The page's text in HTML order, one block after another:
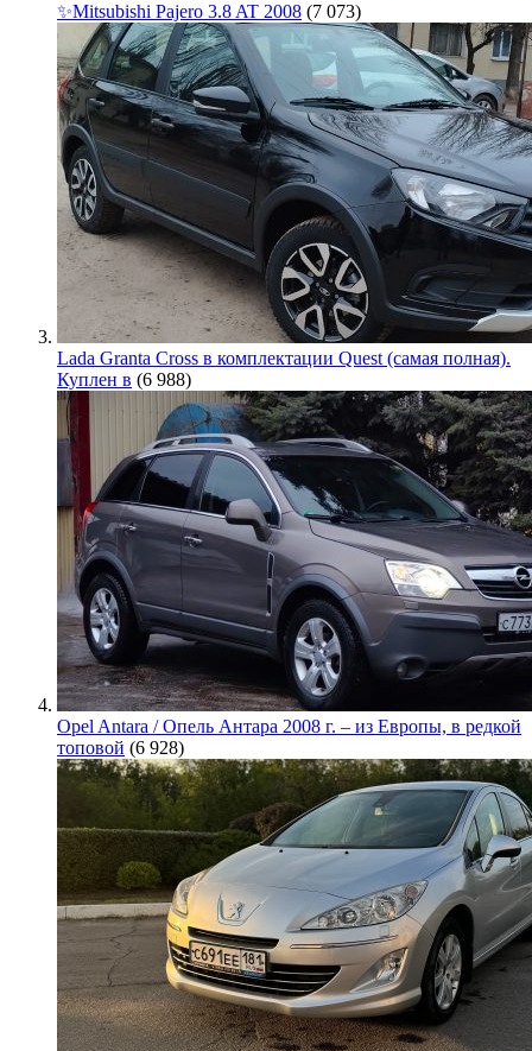
✨Mitsubishi Pajero 3.8 AT 2008 (7 073)
Lada Granta Cross в комплектации Quest (самая полная).
Куплен в (6 988)
Opel Antara / Опель Антара 2008 г. – из Европы, в редкой
топовой (6 928)